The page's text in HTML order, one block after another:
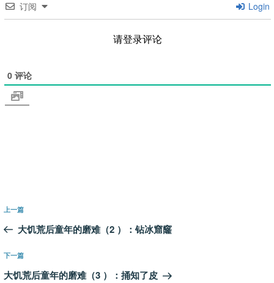
订阅 Login
请登录评论
0 评论
文
导
航
上
一
文
章
上一篇
大饥荒后童年的磨难（2 ）：钻冰窟窿
下
一
下一篇
大饥荒后童年的磨难（3 ）：捅知了皮